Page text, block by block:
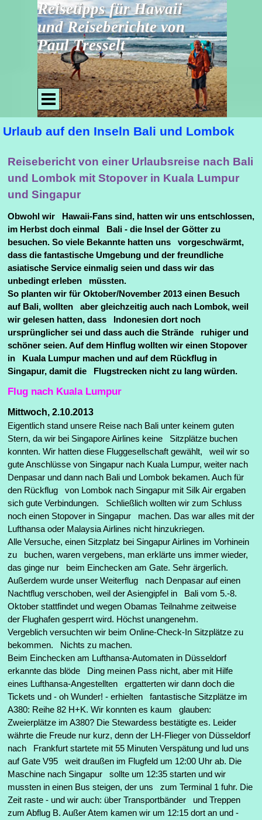
Direkt zum Seiteninhalt
Reisetipps für Hawaii
und Reiseberichte von
Paul Tresselt
Menü überspringen
Urlaub auf den Inseln Bali und Lombok
Reisebericht von einer Urlaubsreise nach Bali
und Lombok mit Stopover in Kuala Lumpur
und Singapur
Obwohl wir Hawaii-Fans sind, hatten wir uns entschlossen,
im Herbst doch einmal Bali - die Insel der Götter zu
besuchen. So viele Bekannte hatten uns vorgeschwärmt,
dass die fantastische Umgebung und der freundliche
asiatische Service einmalig seien und dass wir das
unbedingt erleben müssten.
So planten wir für Oktober/November 2013 einen Besuch
auf Bali, wollten aber gleichzeitig auch nach Lombok, weil
wir gelesen hatten, dass Indonesien dort noch
ursprünglicher sei und dass auch die Strände ruhiger und
schöner seien. Auf dem Hinflug wollten wir einen Stopover
in Kuala Lumpur machen und auf dem Rückflug in
Singapur, damit die Flugstrecken nicht zu lang würden.
Flug nach Kuala Lumpur
Mittwoch, 2.10.2013
Eigentlich stand unsere Reise nach Bali unter keinem guten
Stern, da wir bei Singapore Airlines keine Sitzplätze buchen
konnten. Wir hatten diese Fluggesellschaft gewählt, weil wir so
gute Anschlüsse von Singapur nach Kuala Lumpur, weiter nach
Denpasar und dann nach Bali und Lombok bekamen. Auch für
den Rückflug von Lombok nach Singapur mit Silk Air ergaben
sich gute Verbindungen. Schließlich wollten wir zum Schluss
noch einen Stopover in Singapur machen. Das war alles mit der
Lufthansa oder Malaysia Airlines nicht hinzukriegen.
Alle Versuche, einen Sitzplatz bei Singapur Airlines im Vorhinein
zu buchen, waren vergebens, man erklärte uns immer wieder,
das ginge nur beim Einchecken am Gate. Sehr ärgerlich.
Außerdem wurde unser Weiterflug nach Denpasar auf einen
Nachtflug verschoben, weil der Asiengipfel in Bali vom 5.-8.
Oktober stattfindet und wegen Obamas Teilnahme zeitweise
der Flughafen gesperrt wird. Höchst unangenehm.
Vergeblich versuchten wir beim Online-Check-In Sitzplätze zu
bekommen. Nichts zu machen.
Beim Einchecken am Lufthansa-Automaten in Düsseldorf
erkannte das blöde Ding meinen Pass nicht, aber mit Hilfe
eines Lufthansa-Angestellten ergatterten wir dann doch die
Tickets und - oh Wunder! - erhielten fantastische Sitzplätze im
A380: Reihe 82 H+K. Wir konnten es kaum glauben:
Zweierplätze im A380? Die Stewardess bestätigte es. Leider
währte die Freude nur kurz, denn der LH-Flieger von Düsseldorf
nach Frankfurt startete mit 55 Minuten Verspätung und lud uns
auf Gate V95 weit draußen im Flugfeld um 12:00 Uhr ab. Die
Maschine nach Singapur sollte um 12:35 starten und wir
mussten in einen Bus steigen, der uns zum Terminal 1 fuhr. Die
Zeit raste - und wir auch: über Transportbänder und Treppen
zum Abflug B. Außer Atem kamen wir um 12:15 dort an und -